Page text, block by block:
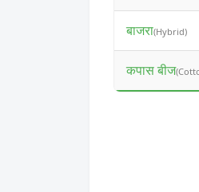
बाजरा(Hybrid)
कपास बीज